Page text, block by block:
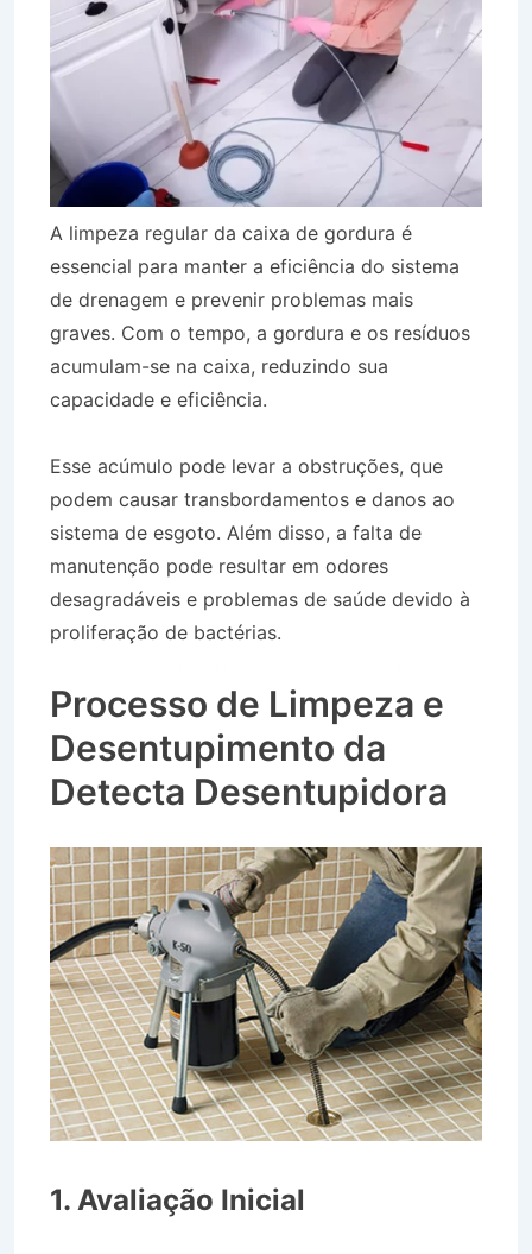
A limpeza regular da caixa de gordura é
essencial para manter a eficiência do sistema
de drenagem e prevenir problemas mais
graves. Com o tempo, a gordura e os resíduos
acumulam-se na caixa, reduzindo sua
capacidade e eficiência.
Esse acúmulo pode levar a obstruções, que
podem causar transbordamentos e danos ao
sistema de esgoto. Além disso, a falta de
manutenção pode resultar em odores
desagradáveis e problemas de saúde devido à
proliferação de bactérias.
Processo de Limpeza e
Desentupimento da
Detecta Desentupidora
1. Avaliação Inicial